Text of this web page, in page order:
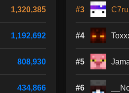
1,320,385
1,192,692
808,930
434,866
#3
#4
#5
#6